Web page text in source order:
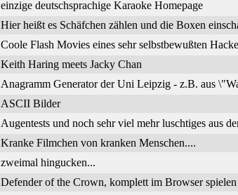
einzige deutschsprachige Karaoke Homepage
Hier heißt es Schäfchen zählen und die Boxen
Coole Flash Movies eines sehr selbstbewußten
Keith Haring meets Jacky Chan
Anagramm Generator der Uni Leipzig - z.B. aus
ASCII Bilder
Augentests und noch sehr viel mehr luschtiges aus
Kranke Filmchen von kranken Menschen....
zweimal hingucken...
Defender of the Crown, komplett im Browser spielen